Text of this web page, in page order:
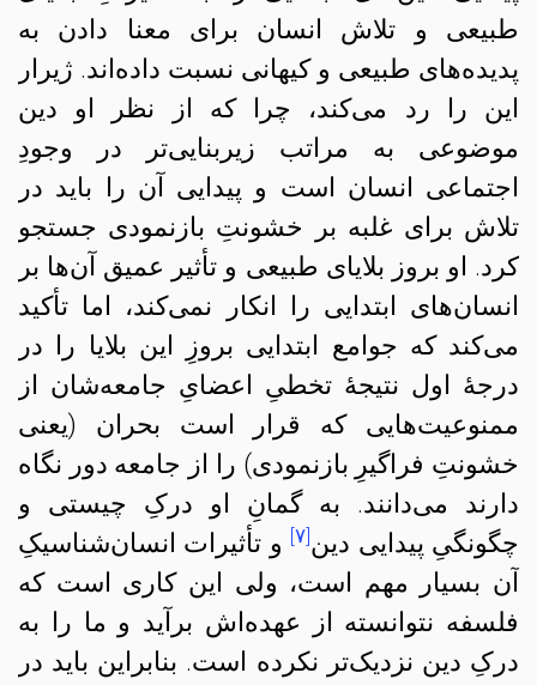
طبیعی و تلاش انسان برای معنا دادن به
پدیده‌های طبیعی و کیهانی نسبت داده‌اند. ژیرار
این را رد می‌کند، چرا که از نظر او دین
موضوعی به مراتب زیربنایی‌تر در وجودِ
اجتماعی انسان است و پیدایی آن را باید در
تلاش برای غلبه بر خشونتِ بازنمودی جستجو
کرد. او بروز بلایای طبیعی و تأثیر عمیق آن‌ها بر
انسان‌های ابتدایی را انکار نمی‌کند، اما تأکید
می‌کند که جوامع ابتدایی بروزِ این بلایا را در
درجهٔ اول نتیجهٔ تخطیِ اعضایِ جامعه‌شان از
ممنوعیت‌هایی که قرار است بحران (یعنی
خشونتِ فراگیرِ بازنمودی) را از جامعه دور نگاه
دارند می‌دانند. به گمانِ او درکِ چیستی و
چگونگیِ پیدایی دین[۷] و تأثیرات انسان‌شناسیکِ
آن‌ بسیار مهم است، ولی این کاری است که
فلسفه نتوانسته از عهده‌اش برآید و ما را به
درکِ دین نزدیک‌تر نکرده است. بنابراین باید در